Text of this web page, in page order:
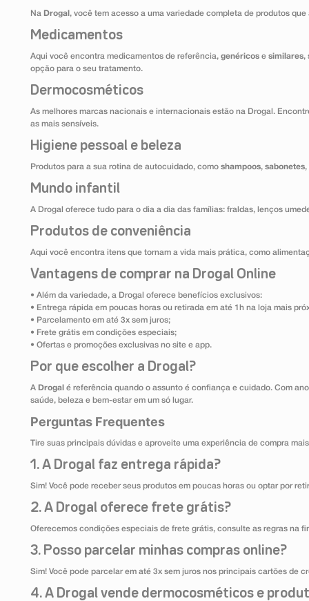
Na Drogal , você tem acesso a uma variedade completa de produtos
Medicamentos
Aqui você encontra medicamentos de referência, genéricos e similares,
opção para o seu tratamento.
Dermocosméticos
As melhores marcas nacionais e internacionais estão na Drogal.
as mais sensíveis.
Higiene pessoal e beleza
Produtos para a sua rotina de autocuidado, como shampoos, sabonetes,
Mundo infantil
A Drogal oferece tudo para o dia a dia das famílias: fraldas, lenços
Produtos de conveniência
Aqui você encontra itens que tornam a vida mais prática, como
Vantagens de comprar na Drogal Online
• Além da variedade, a Drogal oferece benefícios exclusivos:
• Entrega rápida em poucas horas ou retirada em até 1h na loja mais
• Parcelamento em até 3x sem juros;
• Frete grátis em condições especiais;
• Ofertas e promoções exclusivas no site e app.
Por que escolher a Drogal?
A Drogal é referência quando o assunto é confiança e cuidado. Com
saúde, beleza e bem-estar em um só lugar.
Perguntas Frequentes
Tire suas principais dúvidas e aproveite uma experiência de compra
1. A Drogal faz entrega rápida?
Sim! Você pode receber seus produtos em poucas horas ou optar por
2. A Drogal oferece frete grátis?
Oferecemos condições especiais de frete grátis, consulte as regras na
3. Posso parcelar minhas compras online?
Sim! Você pode parcelar em até 3x sem juros nos principais cartões de
4. A Drogal vende dermocosméticos e